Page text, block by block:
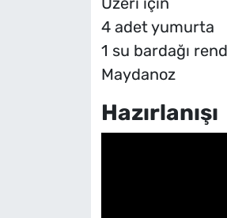
4 adet yumurta
1 su bardağı
Maydanoz
Hazırlanışı